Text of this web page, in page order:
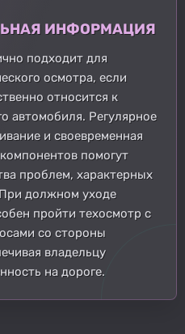
ИНФОРМАЦИЯ
подходит для
осмотра, если
относится к
автомобиля. Регулярное
и своевременная
помогут
проблем, характерных
должном уходе
пройти техосмотр с
со стороны
владельцу
на дороге.